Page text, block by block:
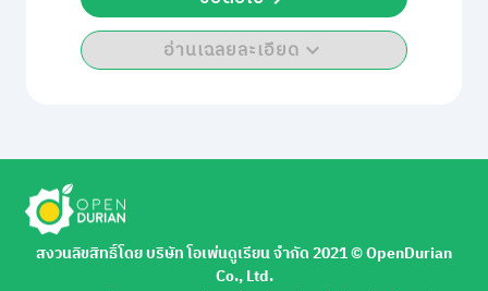
อ่านเฉลยละเอียด
สงวนลิขสิทธิ์โดย บริษัท โอเพ่นดูเรียน จำกัด 2021 ©︎ OpenDurian
Co., Ltd.